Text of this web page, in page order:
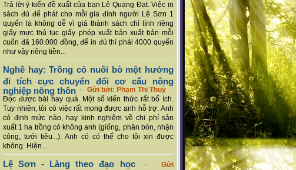
Trả lời ý kiến đề xuất của bạn Lê Quang Đạt. Việc in
sách đủ để phát cho mỗi gia đình người Lệ Sơn 1
quyển là không dễ vì giá thành sách chỉ tính riêng
giấy mực thủ tục giấy phép xuất bản xuất bản mỗi
cuốn đã 160.000 đồng, để in đủ thì phải 4000 quyển
như vậy riêng tiền...
Nghề hay: Trồng cỏ nuôi bò một hướng
đi tích cực chuyển đổi cơ cấu nông
nghiệp nông thôn - Gửi bởi: Phạm Thị Thuỳ
Đọc được bài hay quá. Một số kiến thức rất bổ ích.
Tuy nhiên, tôi có việc rất mong được anh hỗ trợ: Anh
có định mức nào, hay kinh nghiệm về chi phí sản
xuất 1 ha trồng cỏ không anh (giống, phân bón, nhận
công, tưới tiêu...). Anh có có thể cho tôi xin được
không. Hiện...
Lệ Sơn - Làng theo đạo học-Gửi